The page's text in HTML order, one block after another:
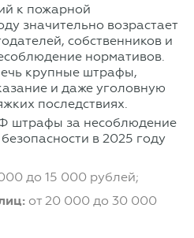
к пожарной
значительно возрастает
собственников и
нормативов.
крупные штрафы,
и даже уголовную
последствиях.
штрафы за несоблюдение
в 2025 году
до 15 000 рублей;
от 20 000 до 30 000